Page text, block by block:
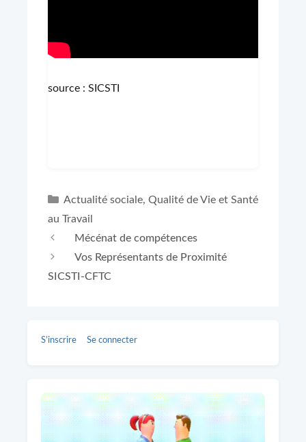
source : SICSTI
Catégories
Actualité sociale, Qualité de Vie et Santé
au Travail
Mécénat de compétences
Vos Représentants de Proximité
SICSTI-CFTC
S’inscrire Se connecter